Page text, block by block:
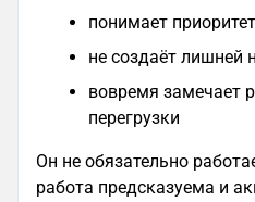
понимает
не создаёт лишней
вовремя замечает
перегрузки
Он не обязательно
работа предсказуема и